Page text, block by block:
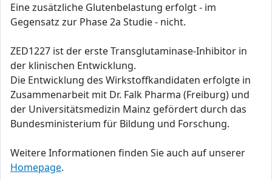
Eine zusätzliche Glutenbelastung erfolgt - im
Gegensatz zur Phase 2a Studie - nicht.
ZED1227 ist der erste Transglutaminase-Inhibitor in
der klinischen Entwicklung.
Die Entwicklung des Wirkstoffkandidaten erfolgte in
Zusammenarbeit mit Dr. Falk Pharma (Freiburg) und
der Universitätsmedizin Mainz gefördert durch das
Bundesministerium für Bildung und Forschung.
Weitere Informationen finden Sie auch auf unserer
Homepage.